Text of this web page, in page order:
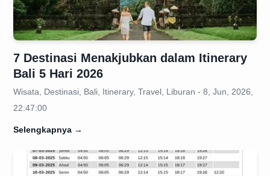
7 Destinasi Menakjubkan dalam Itinerary
Bali 5 Hari 2026
Wisata, Destinasi, Bali, Itinerary, Travel, Liburan - 8, Jun, 2026,
22:47:00
Selengkapnya →